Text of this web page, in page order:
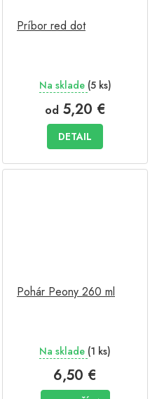
Príbor red dot
Na sklade (5 ks)
od 5,20 €
DETAIL
Pohár Peony 260 ml
Na sklade (1 ks)
6,50 €